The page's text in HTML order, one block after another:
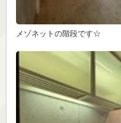
メゾネットの階段です☆